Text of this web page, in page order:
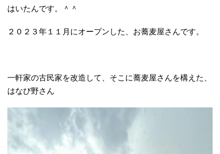
はいたんです。＾＾
２０２３年１１月にオープンした、お蕎麦屋さんです。
一軒家の古民家を改造して、そこに蕎麦屋さんを構えた、
はなび野さん